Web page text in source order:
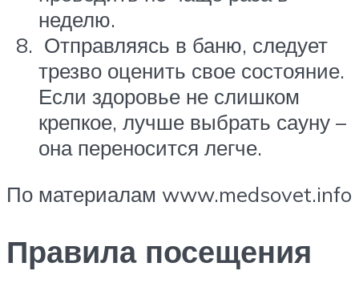
неделю.
Отправляясь в баню, следует
трезво оценить свое состояние.
Если здоровье не слишком
крепкое, лучше выбрать сауну –
она переносится легче.
По материалам www.medsovet.info
Правила посещения